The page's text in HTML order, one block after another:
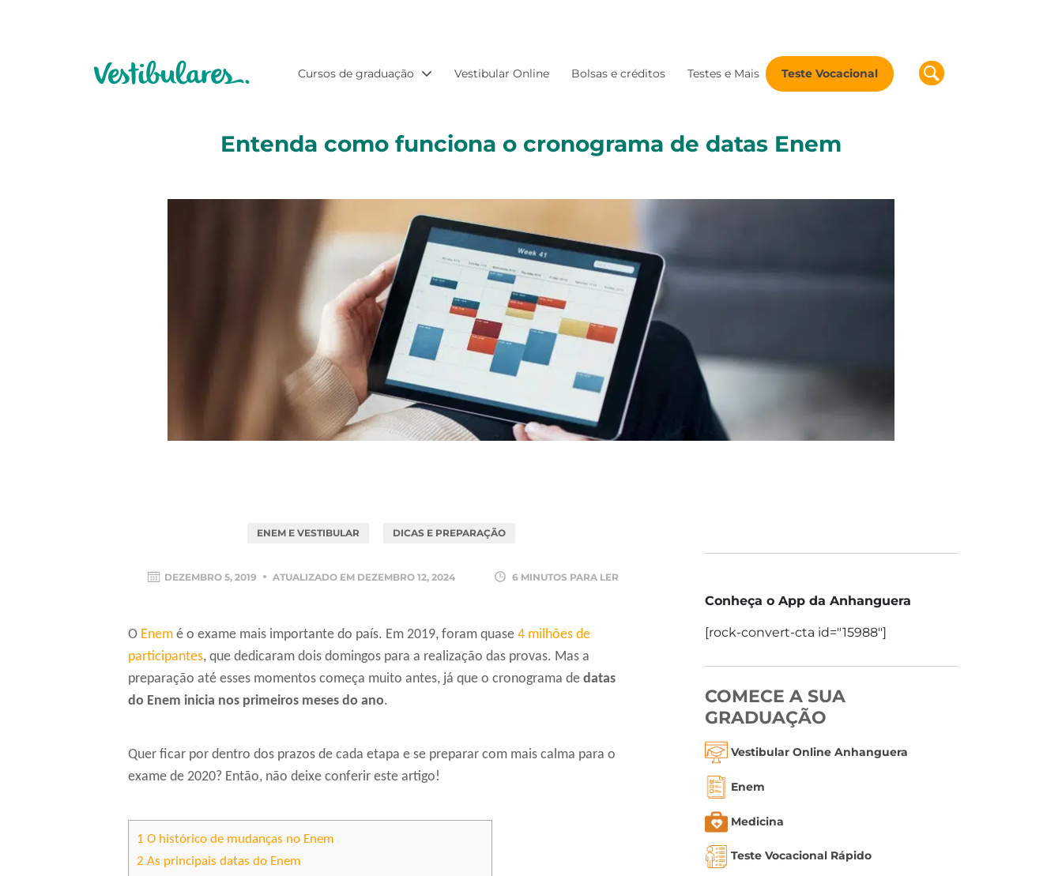
Cursos de graduação Vestibular Online Bolsas e créditos Testes e Mais Teste Vocacional
Entenda como funciona o cronograma de datas Enem
ENEM E VESTIBULAR DICAS E PREPARAÇÃO
DEZEMBRO 5, 2019 ATUALIZADO EM DEZEMBRO 12, 2024 6 MINUTOS PARA LER
O Enem é o exame mais importante do país. Em 2019, foram quase 4 milhões de
participantes, que dedicaram dois domingos para a realização das provas. Mas a
preparação até esses momentos começa muito antes, já que o cronograma de datas
do Enem inicia nos primeiros meses do ano.
Quer ficar por dentro dos prazos de cada etapa e se preparar com mais calma para o
exame de 2020? Então, não deixe conferir este artigo!
1 O histórico de mudanças no Enem
2 As principais datas do Enem
Conheça o App da Anhanguera
[rock-convert-cta id="15988"]
COMECE A SUA
GRADUAÇÃO
Vestibular Online Anhanguera
Enem
Medicina
Teste Vocacional Rápido